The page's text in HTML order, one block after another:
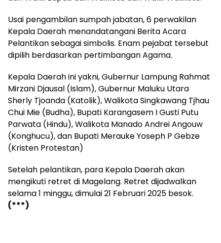
Usai pengambilan sumpah jabatan, 6 perwakilan
Kepala Daerah menandatangani Berita Acara
Pelantikan sebagai simbolis. Enam pejabat tersebut
dipilih berdasarkan pertimbangan Agama.
Kepala Daerah ini yakni, Gubernur Lampung Rahmat
Mirzani Djausal (Islam), Gubernur Maluku Utara
Sherly Tjoanda (Katolik), Walikota Singkawang Tjhau
Chui Mie (Budha), Bupati Karangasem I Gusti Putu
Parwata (Hindu), Walikota Manado Andrei Angouw
(Konghucu), dan Bupati Merauke Yoseph P Gebze
(Kristen Protestan)
Setelah pelantikan, para Kepala Daerah akan
mengikuti retret di Magelang. Retret dijadwalkan
selama 1 minggu, dimulai 21 Februari 2025 besok.
(***)